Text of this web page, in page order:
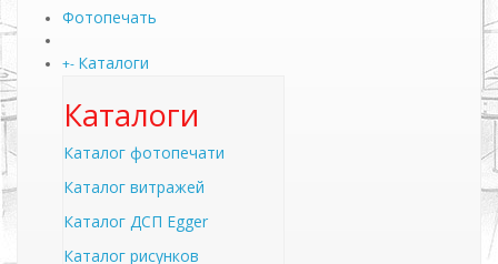
Фотопечать
+- Каталоги
Каталоги
Каталог фотопечати
Каталог витражей
Каталог ДСП Egger
Каталог рисунков